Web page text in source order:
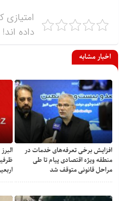
امتیازی
داده اند!
اخبار مشابه
افزایش برخی تعرفه‌های خدمات در
منطقه ویژه اقتصادی پیام تا طی
مراحل قانونی متوقف شد